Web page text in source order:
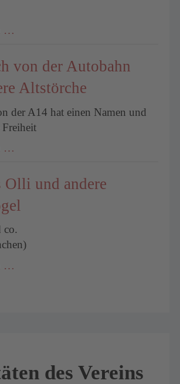
…
von der Autobahn
Altstörche
der A14 hat einen Namen und
…
Olli und andere
co.
…
des Vereins